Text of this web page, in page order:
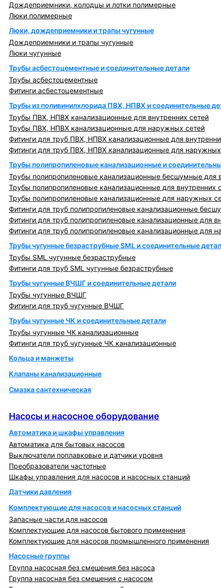
Дождеприемники, колодцы и лотки полимерные
Люки полимерные
Люки, дождеприемники и трапы чугунные
Дождеприемники и трапы чугунные
Люки чугунные
Трубы асбестоцементные и соединительные детали
Трубы асбестоцементные
Фитинги асбестоцементные
Трубы из поливинилхлорида ПВХ, НПВХ и соединительные
Трубы ПВХ, НПВХ канализационные для внутренних сетей
Трубы ПВХ, НПВХ канализационные для наружных сетей
Фитинги для труб ПВХ, НПВХ канализационные для
Фитинги для труб ПВХ, НПВХ канализационные для
Трубы полипропиленовые канализационные и
Трубы полипропиленовые канализационные бесшумные для
Трубы полипропиленовые канализационные для внутренних
Трубы полипропиленовые канализационные для наружных
Фитинги для труб полипропиленовые канализационные
Фитинги для труб полипропиленовые канализационные для
Фитинги для труб полипропиленовые канализационные для
Трубы чугунные безраструбные SML и соединительные
Трубы SML чугунные безраструбные
Фитинги для труб SML чугунные безраструбные
Трубы чугунные ВЧШГ и соединительные детали
Трубы чугунные ВЧШГ
Фитинги для труб чугунные ВЧШГ
Трубы чугунные ЧК и соединительные детали
Трубы чугунные ЧК канализационные
Фитинги для труб чугунные ЧК канализационные
Кольца и манжеты
Клапаны канализационные
Смазка сантехническая
Насосы и насосное оборудование
Автоматика и шкафы управления
Автоматика для бытовых насосов
Выключатели поплавковые и датчики уровня
Преобразователи частотные
Шкафы управления для насосов и насосных станций
Датчики давления
Комплектующие для насосов и насосных станций
Запасные части для насосов
Комплектующие для насосов бытового применения
Комплектующие для насосов промышленного применения
Насосные группы
Группа насосная без смешения без насоса
Группа насосная без смешения с насосом